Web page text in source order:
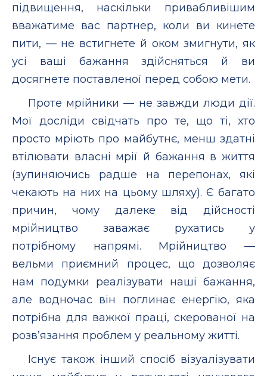
підвищення, наскільки привабливішим
вважатиме вас партнер, коли ви кинете
пити, — не встигнете й оком змигнути, як
усі ваші бажання здійсняться й ви
досягнете поставленої перед собою мети.
Проте мрійники — не завжди люди дії.
Мої досліди свідчать про те, що ті, хто
просто мріють про майбутнє, менш здатні
втілювати власні мрії й бажання в життя
(зупиняючись радше на перепонах, які
чекають на них на цьому шляху). Є багато
причин, чому далеке від дійсності
мрійництво заважає рухатись у
потрібному напрямі. Мрійництво —
вельми приємний процес, що дозволяє
нам подумки реалізувати наші бажання,
але водночас він поглинає енергію, яка
потрібна для важкої праці, скерованої на
розв’язання проблем у реальному житті.
Існує також інший спосіб візуалізувати